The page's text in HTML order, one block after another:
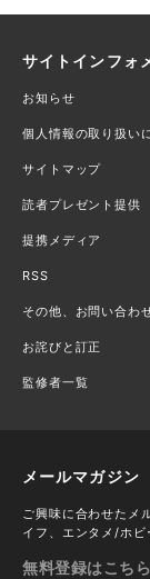
サイトインフォ
お知らせ
個人情報の取り扱い
サイトマップ
読者プレゼント提供
提携メディア
RSS
その他、お問い合わ
お詫びと訂正
監修者一覧
メールマガジン
ご興味に合わせたメ
イフ、エンタメ/ホビ
無料登録はこちら